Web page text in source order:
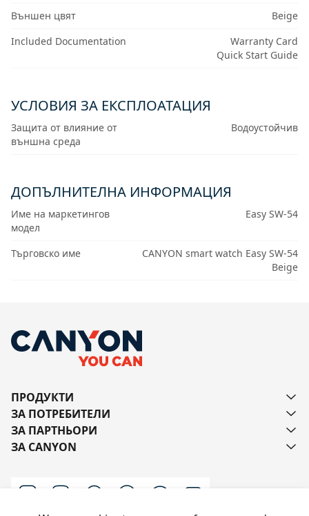
Външен цвят
Beige
Included Documentation
Warranty Card
Quick Start Guide
УСЛОВИЯ ЗА ЕКСПЛОАТАЦИЯ
Защита от влияние от
външна среда
Водоустойчив
ДОПЪЛНИТЕЛНА ИНФОРМАЦИЯ
Име на маркетингов
модел
Easy SW-54
Търговско име
CANYON smart watch Easy SW-54
Beige
ПРОДУКТИ
ЗА ПОТРЕБИТЕЛИ
ЗА ПАРТНЬОРИ
ЗА CANYON